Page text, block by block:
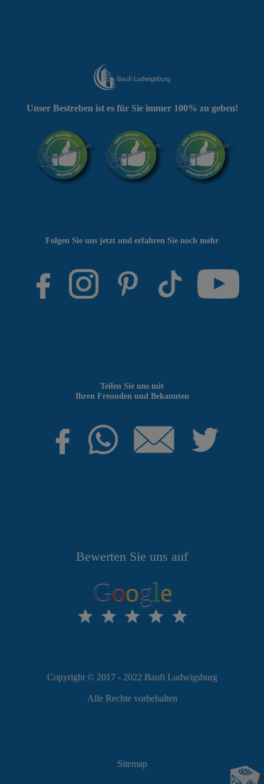
Bewerten Sie uns auf
Google
Teilen Sie uns mit
Ihren Freunden und Bekannten
Folgen Sie uns jetzt und erfahren Sie noch mehr
Unser Bestreben ist es für Sie immer 100% zu geben!
Copyright © 2017 - 2022 Baufi Ludwigsburg
Alle Rechte vorbehalten
Sitemap